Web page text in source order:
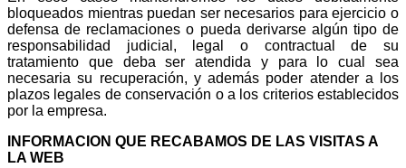
bloqueados mientras puedan ser necesarios para ejercicio o
defensa de reclamaciones o pueda derivarse algún tipo de
responsabilidad judicial, legal o contractual de su
tratamiento que deba ser atendida y para lo cual sea
necesaria su recuperación, y además poder atender a los
plazos legales de conservación o a los criterios establecidos
por la empresa.
INFORMACION QUE RECABAMOS DE LAS VISITAS A
LA WEB